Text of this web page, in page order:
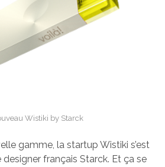
Wistiki by Starck
gamme, la startup Wistiki s’est
français Starck. Et ça se